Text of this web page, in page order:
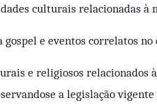
culturais relacionadas à
e eventos correlatos
e religiosos relacionados
a legislação